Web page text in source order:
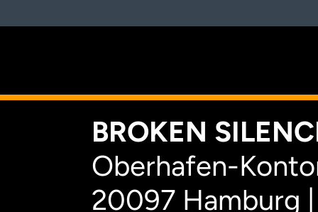
BROKEN
Oberhafen-
20097 Hamburg